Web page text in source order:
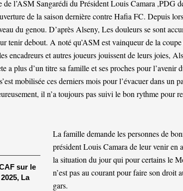
de l’ASM Sangarédi du Président Louis Camara ,PDG
de la saison dernière contre Hafia FC. Depuis
du genou. D’après Alseny, Les douleurs se sont
tenir debout. A noté qu’ASM est vainqueur de la
encadreurs et autres joueurs jouissent de leurs joies,
a plus d’un titre sa famille et ses proches pour l’avenir
mobilisée ces derniers mois pour l’évacuer dans un
il n’a toujours pas suivi le bon rythme pour
sur le
La
La famille demande les personnes de
président Louis Camara de leur venir en
la situation du jour qui pour certains le
n’est pas au courant pour faire son droit
gars.